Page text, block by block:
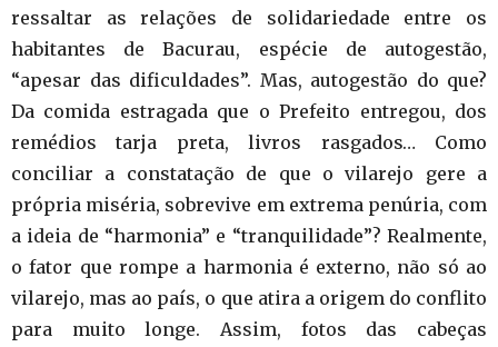
ressaltar as relações de solidariedade entre os
habitantes de Bacurau, espécie de autogestão,
“apesar das dificuldades”. Mas, autogestão do que?
Da comida estragada que o Prefeito entregou, dos
remédios tarja preta, livros rasgados… Como
conciliar a constatação de que o vilarejo gere a
própria miséria, sobrevive em extrema penúria, com
a ideia de “harmonia” e “tranquilidade”? Realmente,
o fator que rompe a harmonia é externo, não só ao
vilarejo, mas ao país, o que atira a origem do conflito
para muito longe. Assim, fotos das cabeças